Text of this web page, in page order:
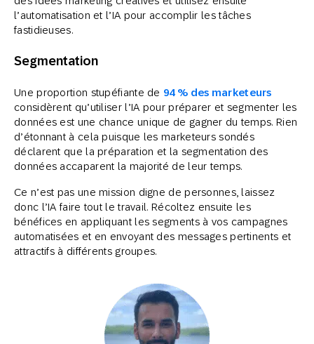
l’automatisation et l’IA pour accomplir les tâches
fastidieuses.
Segmentation
Une proportion stupéfiante de 94 % des marketeurs
considèrent qu’utiliser l’IA pour préparer et segmenter les
données est une chance unique de gagner du temps. Rien
d’étonnant à cela puisque les marketeurs sondés
déclarent que la préparation et la segmentation des
données accaparent la majorité de leur temps.
Ce n’est pas une mission digne de personnes, laissez
donc l’IA faire tout le travail. Récoltez ensuite les
bénéfices en appliquant les segments à vos campagnes
automatisées et en envoyant des messages pertinents et
attractifs à différents groupes.